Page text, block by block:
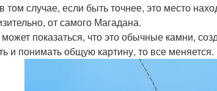
том случае, если быть точнее, это место
от самого Магадана.
показаться, что это обычные камни,
и понимать общую картину, то все меняется.